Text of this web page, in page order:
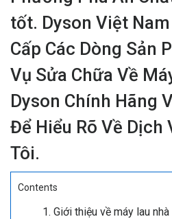
tốt. Dyson Việt
Cấp Các Dòng Sản
Vụ Sửa Chữa Về
Dyson Chính Hãng
Để Hiểu Rõ Về Dịch
Tôi.
Contents
Giới thiệu về máy lau